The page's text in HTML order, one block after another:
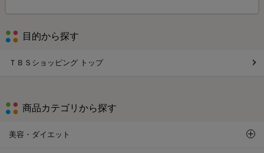
目的から探す
ＴＢＳショッピング トップ
商品カテゴリから探す
美容・ダイエット